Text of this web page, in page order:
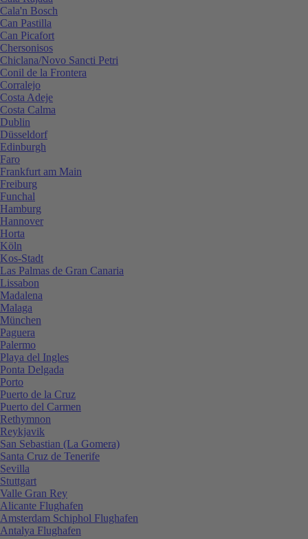
Cala'n Bosch
Can Pastilla
Can Picafort
Chersonisos
Chiclana/Novo Sancti Petri
Conil de la Frontera
Corralejo
Costa Adeje
Costa Calma
Dublin
Düsseldorf
Edinburgh
Faro
Frankfurt am Main
Freiburg
Funchal
Hamburg
Hannover
Horta
Köln
Kos-Stadt
Las Palmas de Gran Canaria
Lissabon
Madalena
Malaga
München
Paguera
Palermo
Playa del Ingles
Ponta Delgada
Porto
Puerto de la Cruz
Puerto del Carmen
Rethymnon
Reykjavik
San Sebastian (La Gomera)
Santa Cruz de Tenerife
Sevilla
Stuttgart
Valle Gran Rey
Alicante Flughafen
Amsterdam Schiphol Flughafen
Antalya Flughafen